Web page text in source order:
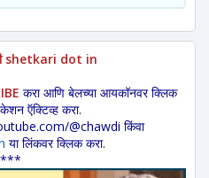
shetkari dot in
करा आणि बेलच्या आयकॉनवर क्लिक
ऍक्टिव्ह करा.
@chawdi किंवा
या लिंकवर क्लिक करा.
***